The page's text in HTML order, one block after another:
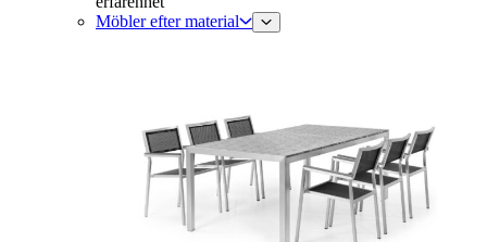
Möbler efter material